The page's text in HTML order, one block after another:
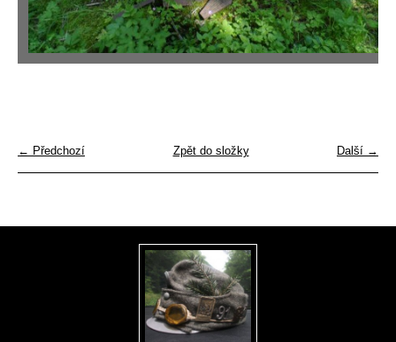
← Předchozí Další →
Zpět do složky